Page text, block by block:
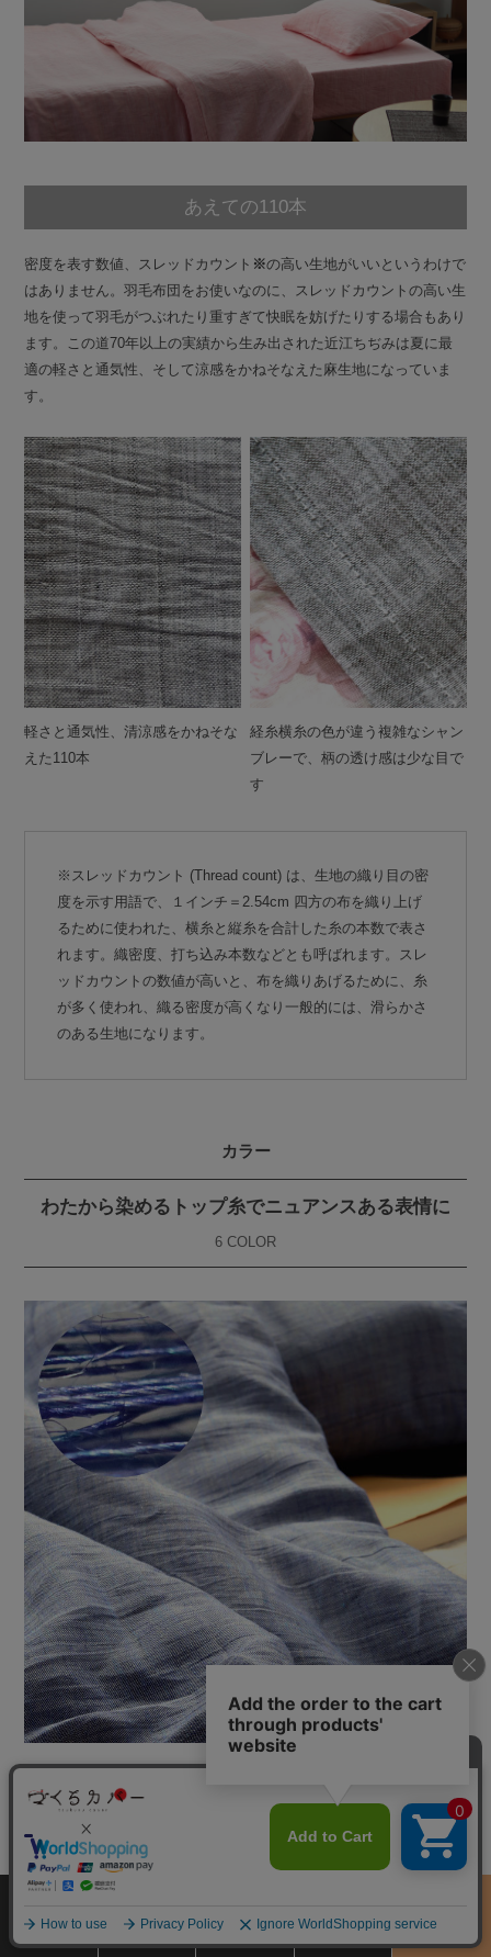
あえての110本
密度を表す数値、スレッドカウント ※の高い生地がいいというわけで
はありません。羽毛布団をお使いなのに、スレッドカウントの高い生
地を使って羽毛がつぶれたり重すぎて快眠を妨げたりする場合もあり
ます。この道70年以上の実績から生み出された近江ちぢみは夏に最
適の軽さと通気性、そして涼感をかねそなえた麻生地になっていま
す。
軽さと通気性、清涼感をかねそな
えた110本
経糸横糸の色が違う複雑なシャン
ブレーで、柄の透け感は少な目で
す
※スレッドカウント (Thread count) は、生地の織り目の密
度を示す用語で、１インチ＝2.54cm 四方の布を織り上げ
るために使われた、横糸と縦糸を合計した糸の本数で表さ
れます。織密度、打ち込み本数などとも呼ばれます。スレ
ッドカウントの数値が高いと、布を織りあげるために、糸
が多く使われ、織る密度が高くなり一般的には、滑らかさ
のある生地になります。
カラー
わたから染めるトップ糸でニュアンスある表情に
6 COLOR
商品をさがす
サイズ
お買物ガイド カート